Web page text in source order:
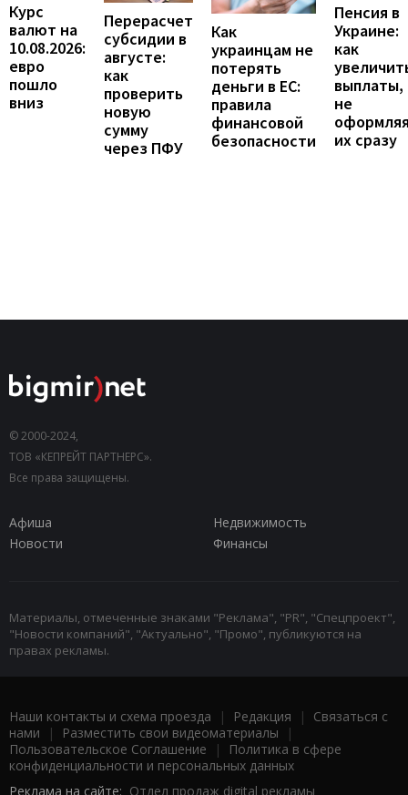
Курс
валют на
10.08.2026:
евро
пошло
вниз
Перерасчет
субсидии в
августе:
как
проверить
новую
сумму
через ПФУ
Как
украинцам не
потерять
деньги в ЕС:
правила
финансовой
безопасности
Пенсия в
Украине:
как
выплаты,
не
их сразу
© 2000-2024,
ТОВ «КЕПРЕЙТ ПАРТНЕРС».
Все права защищены.
Афиша
Недвижимость
Новости
Финансы
Материалы, отмеченные знаками "Реклама", "PR", "Спецпроект",
"Новости компаний", "Актуально", "Промо", публикуются на
правах рекламы.
Наши контакты и схема проезда | Редакция | Связаться с
нами | Разместить свои видеоматериалы |
Пользовательское Соглашение |
Политика в сфере
конфиденциальности и персональных данных
Реклама на сайте: Отдел продаж digital рекламы